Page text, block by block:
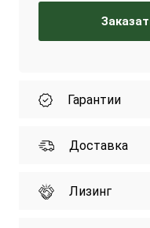
Гарантии
Доставка
Лизинг